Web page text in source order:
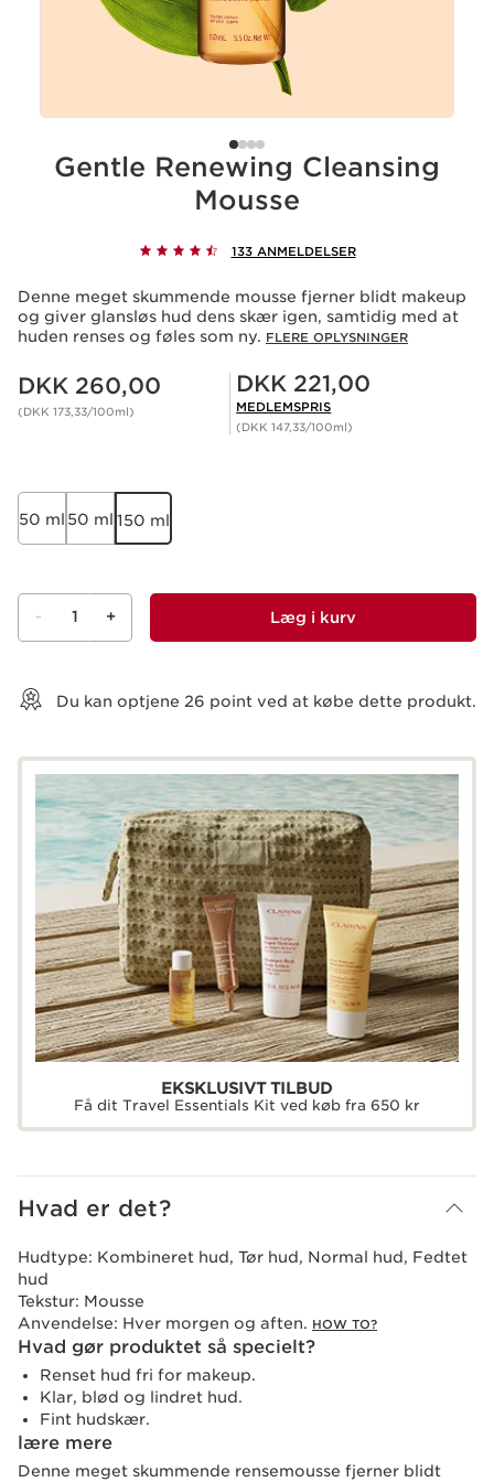
Gentle Renewing Cleansing
Mousse
133 ANMELDELSER
Denne meget skummende mousse fjerner blidt makeup
og giver glansløs hud dens skær igen, samtidig med at
huden renses og føles som ny. FLERE OPLYSNINGER
Nuværende pris DKK 260,00
DKK 260,00
(DKK 173,33/100ml)
Medlemspris DKK 221,00
DKK 221,00
MEDLEMSPRIS
(DKK 147,33/100ml)
50 ml 50 ml 150 ml
- 1 + Læg i kurv
Du kan optjene 26 point ved at købe dette produkt.
EKSKLUSIVT TILBUD
Få dit Travel Essentials Kit ved køb fra 650 kr
Hvad er det?
Hudtype: Kombineret hud, Tør hud, Normal hud, Fedtet
hud
Tekstur: Mousse
Anvendelse: Hver morgen og aften. HOW TO?
Hvad gør produktet så specielt?
Renset hud fri for makeup.
Klar, blød og lindret hud.
Fint hudskær.
lære mere
Denne meget skummende rensemousse fjerner blidt